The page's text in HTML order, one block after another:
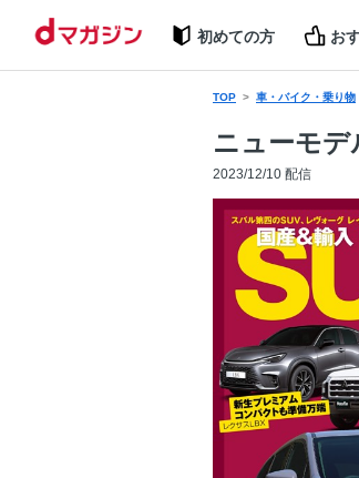
初めての方 お
TOP 車・バイク・乗り物
ニューモデ
2023/12/10 配信